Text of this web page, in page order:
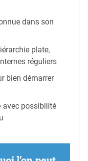
dans son
plate,
réguliers
bien démarrer
avec possibilité